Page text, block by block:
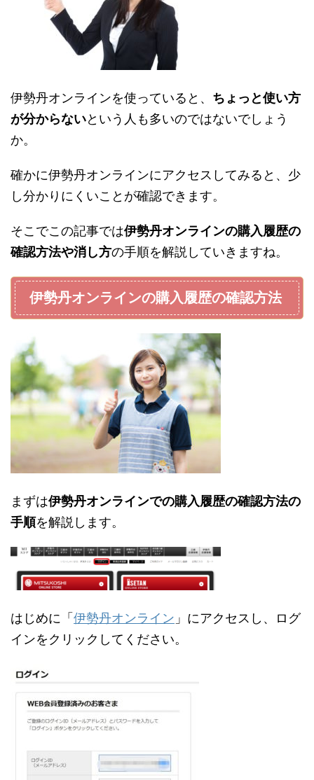
伊勢丹オンラインを使っていると、 ちょっと使い方
が分からないという人も多いのではないでしょう
か。
確かに伊勢丹オンラインにアクセスしてみると、少
し分かりにくいことが確認できます。
そこでこの記事では伊勢丹オンラインの購入履歴の
確認方法や消し方の手順を解説していきますね。
伊勢丹オンラインの購入履歴の確認方法
まずは伊勢丹オンラインでの購入履歴の確認方法の
手順を解説します。
はじめに「伊勢丹オンライン 」にアクセスし、ログ
インをクリックしてください。